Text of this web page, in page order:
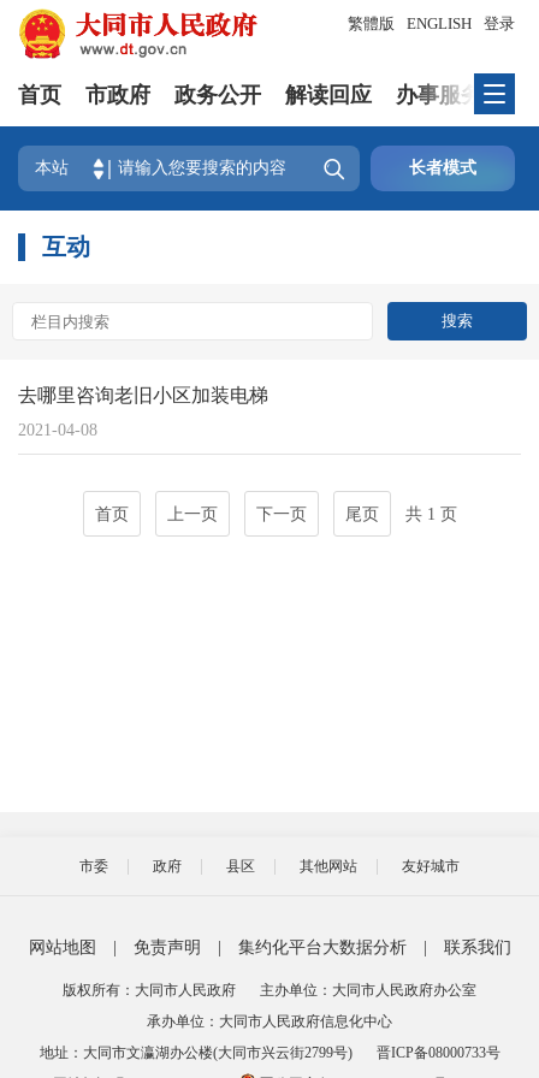
登录
繁體版 ENGLISH
首页 市政府 政务公开 解读回应 办事服务
本站  长者模式
互动
去哪里咨询老旧小区加装电梯
2021-04-08
首页 上一页 下一页 尾页 共 1 页
市委 政府 县区 其他网站 友好城市
网站地图 免责声明 集约化平台大数据分析 联系我们
版权所有：大同市人民政府
主办单位：大同市人民政府办公室
承办单位：大同市人民政府信息化中心
地址：大同市文瀛湖办公楼(大同市兴云街2799号)
晋ICP备08000733号